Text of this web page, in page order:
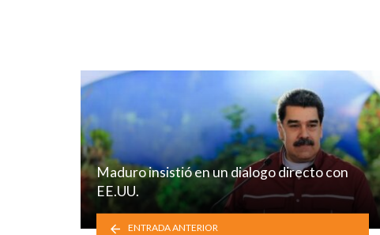
Maduro insistió en un dialogo directo con
EE.UU.
ENTRADA ANTERIOR